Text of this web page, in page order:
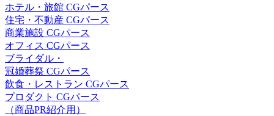
ホテル・旅館 CGパース
住宅・不動産 CGパース
商業施設 CGパース
オフィス CGパース
ブライダル・
冠婚葬祭 CGパース
飲食・レストラン CGパース
プロダクト CGパース
（商品PR紹介用）